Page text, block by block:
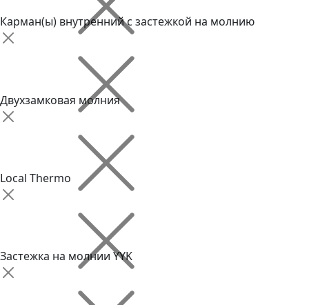
Карман(ы) внутренний с застежкой на молнию
Двухзамковая молния
Local Thermo
Застежка на молнии YYK